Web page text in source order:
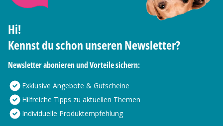
Hi!
Kennst du schon unseren Newsletter?
Newsletter abonieren und Vorteile sichern:
Exklusive Angebote & Gutscheine
Hilfreiche Tipps zu aktuellen Themen
Individuelle Produktempfehlung